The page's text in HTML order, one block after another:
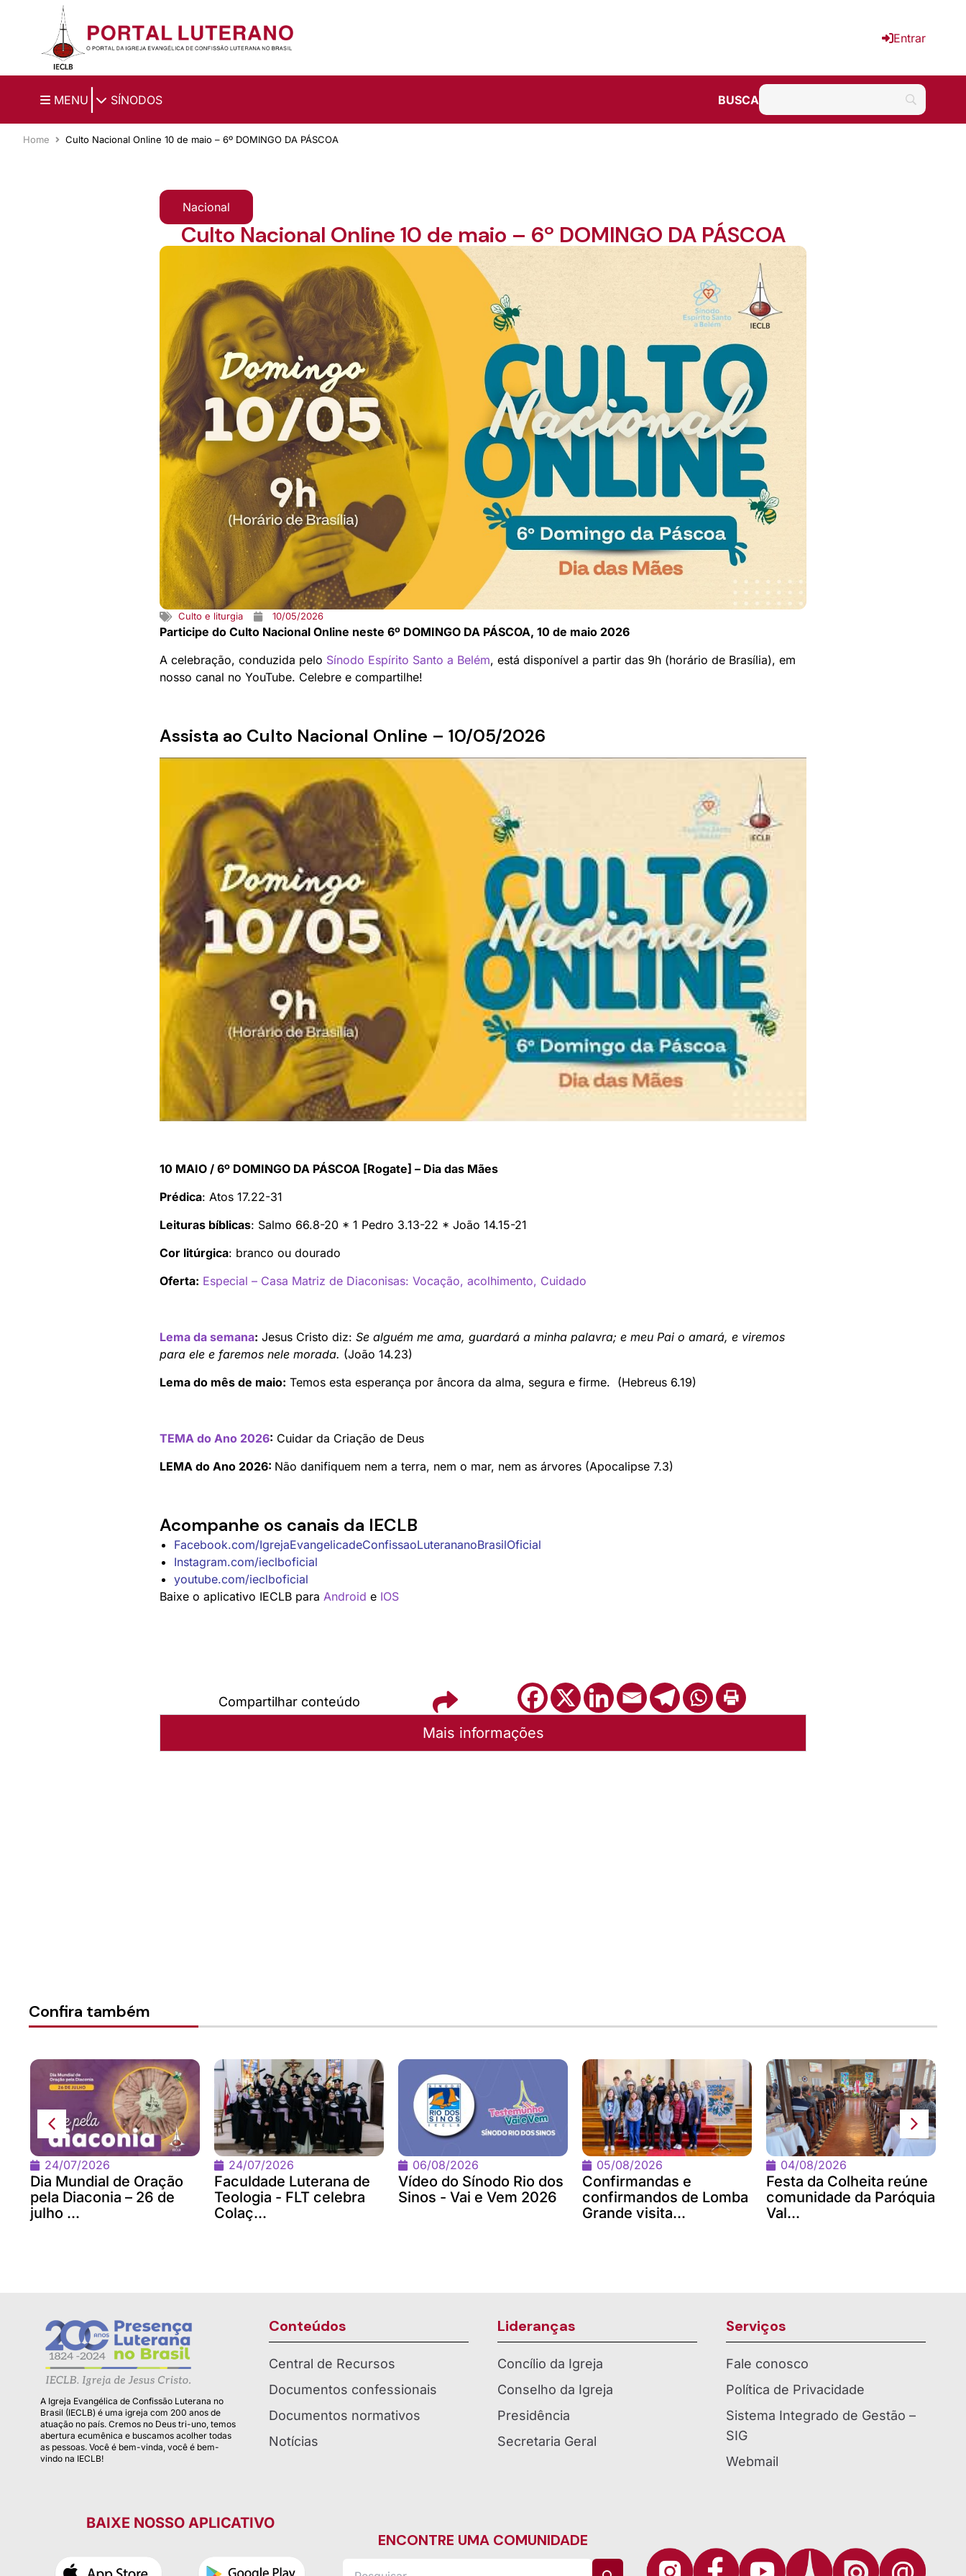
Ir para o conteúdo principal
Entrar
MENU SÍNODOS BUSCA
Home Culto Nacional Online 10 de maio – 6º DOMINGO DA PÁSCOA
Nacional
Culto Nacional Online 10 de maio – 6º DOMINGO DA PÁSCOA
Culto e liturgia 10/05/2026
Participe do Culto Nacional Online neste 6º DOMINGO DA PÁSCOA, 10 de maio 2026
A celebração, conduzida pelo Sínodo Espírito Santo a Belém, está disponível a partir das 9h (horário de Brasília), em
nosso canal no YouTube. Celebre e compartilhe!
Assista ao Culto Nacional Online – 10/05/2026
10 MAIO / 6º DOMINGO DA PÁSCOA [Rogate] – Dia das Mães
Prédica: Atos 17.22-31
Leituras bíblicas: Salmo 66.8-20 * 1 Pedro 3.13-22 * João 14.15-21
Cor litúrgica: branco ou dourado
Oferta: Especial – Casa Matriz de Diaconisas: Vocação, acolhimento, Cuidado
Lema da semana: Jesus Cristo diz: Se alguém me ama, guardará a minha palavra; e meu Pai o amará, e viremos
para ele e faremos nele morada. (João 14.23)
Lema do mês de maio: Temos esta esperança por âncora da alma, segura e firme. (Hebreus 6.19)
TEMA do Ano 2026: Cuidar da Criação de Deus
LEMA do Ano 2026: Não danifiquem nem a terra, nem o mar, nem as árvores (Apocalipse 7.3)
Acompanhe os canais da IECLB
Facebook.com/IgrejaEvangelicadeConfissaoLuterananoBrasilOficial
Instagram.com/ieclboficial
youtube.com/ieclboficial
Baixe o aplicativo IECLB para Android e IOS
Compartilhar conteúdo
Mais informações
Confira também
24/07/2026
Dia Mundial de Oração
pela Diaconia – 26 de
julho ...
24/07/2026
Faculdade Luterana de
Teologia - FLT celebra
Colaç...
06/08/2026
Vídeo do Sínodo Rio dos
Sinos - Vai e Vem 2026
05/08/2026
Confirmandas e
confirmandos de Lomba
Grande visita...
04/08/2026
Festa da Colheita reúne
comunidade da Paróquia
Val...
A Igreja Evangélica de Confissão Luterana no
Brasil (IECLB) é uma igreja com 200 anos de
atuação no país. Cremos no Deus tri-uno, temos
abertura ecumênica e buscamos acolher todas
as pessoas. Você é bem-vinda, você é bem-
vindo na IECLB!
Conteúdos
Central de Recursos
Documentos confessionais
Documentos normativos
Notícias
Lideranças
Concílio da Igreja
Conselho da Igreja
Presidência
Secretaria Geral
Serviços
Fale conosco
Política de Privacidade
Sistema Integrado de Gestão –
SIG
Webmail
BAIXE NOSSO APLICATIVO
ENCONTRE UMA COMUNIDADE